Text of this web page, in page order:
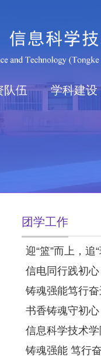
队伍 学科建设
团学工作
迎“篮”而上，
信电同行践初
铸魂强能笃行
书香铸魂守初
信息科学技术
铸魂强能 笃行